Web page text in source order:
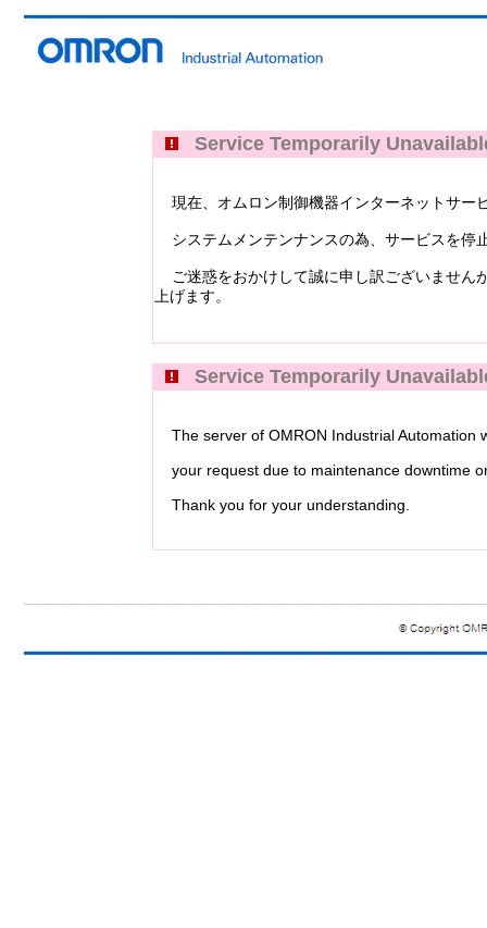
Service Temporarily
現在、オムロン制御機器インターネットサー
システムメンテンナンスの為、サービスを停
ご迷惑をおかけして誠に申し訳ございません
上げます。
Service Temporarily
The server of OMRON Industrial Automation
your request due to maintenance downtime
Thank you for your understanding.